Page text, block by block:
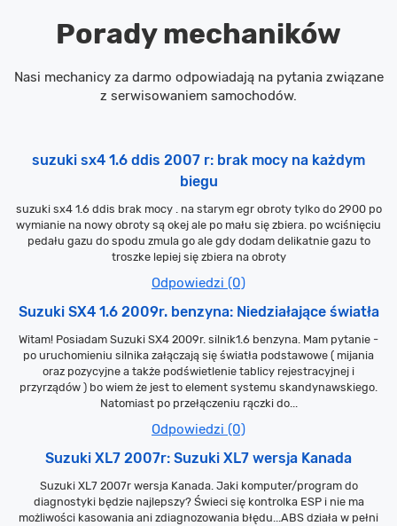
Porady mechaników
Nasi mechanicy za darmo odpowiadają na pytania związane
z serwisowaniem samochodów.
suzuki sx4 1.6 ddis 2007 r: brak mocy na każdym
biegu
suzuki sx4 1.6 ddis brak mocy . na starym egr obroty tylko do 2900 po
wymianie na nowy obroty są okej ale po mału się zbiera. po wciśnięciu
pedału gazu do spodu zmula go ale gdy dodam delikatnie gazu to
troszke lepiej się zbiera na obroty
Odpowiedzi (0)
Suzuki SX4 1.6 2009r. benzyna: Niedziałające światła
Witam! Posiadam Suzuki SX4 2009r. silnik1.6 benzyna. Mam pytanie -
po uruchomieniu silnika załączają się światła podstawowe ( mijania
oraz pozycyjne a także podświetlenie tablicy rejestracyjnej i
przyrządów ) bo wiem że jest to element systemu skandynawskiego.
Natomiast po przełączeniu rączki do...
Odpowiedzi (0)
Suzuki XL7 2007r: Suzuki XL7 wersja Kanada
Suzuki XL7 2007r wersja Kanada. Jaki komputer/program do
diagnostyki będzie najlepszy? Świeci się kontrolka ESP i nie ma
możliwości kasowania ani zdiagnozowania błędu...ABS działa w pełni